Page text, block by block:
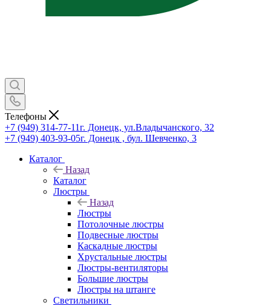
Телефоны
+7 (949) 314-77-11г. Донецк, ул.Владычанского, 32
+7 (949) 403-93-05г. Донецк , бул. Шевченко, 3
Каталог
Назад
Каталог
Люстры
Назад
Люстры
Потолочные люстры
Подвесные люстры
Каскадные люстры
Хрустальные люстры
Люстры-вентиляторы
Большие люстры
Люстры на штанге
Светильники